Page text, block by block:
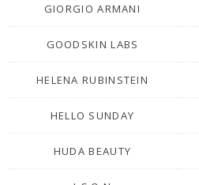
GIORGIO ARMANI
GOODSKIN LABS
HELENA RUBINSTEIN
HELLO SUNDAY
HUDA BEAUTY